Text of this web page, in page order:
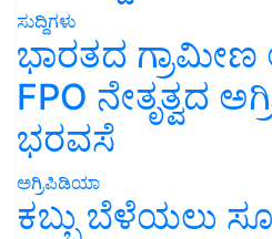
ಸುದ್ದಿಗಳು
ಭಾರತದ
FPO ನೇತೃತ್ವದ
ಭರವಸೆ
ಅಗ್ರಿಪಿಡಿಯಾ
ಕಬ್ಬು ಬೆಳೆಯಲು